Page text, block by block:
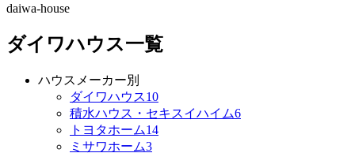
daiwa-house
ダイワハウス一覧
ハウスメーカー別
ダイワハウス10
積水ハウス・セキスイハイム6
トヨタホーム14
ミサワホーム3